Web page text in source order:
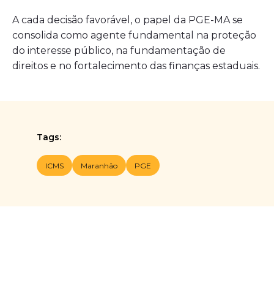
A cada decisão favorável, o papel da PGE-MA se
consolida como agente fundamental na proteção
do interesse público, na fundamentação de
direitos e no fortalecimento das finanças estaduais.
Tags:
ICMS Maranhão PGE